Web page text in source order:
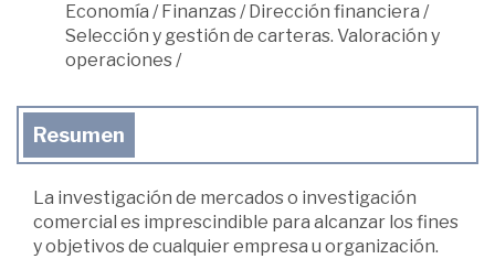
Economía /Finanzas/Dirección financiera /
Selección y gestión de carteras. Valoración y
operaciones/
Resumen
La investigación de mercados o investigación
comercial es imprescindible para alcanzar los fines
y objetivos de cualquier empresa u organización.